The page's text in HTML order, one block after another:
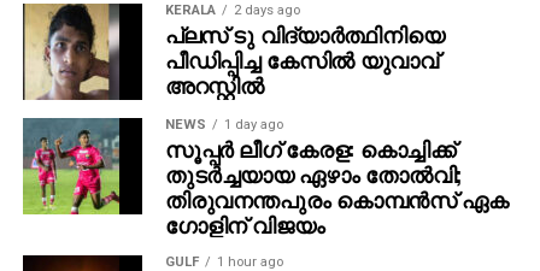
KERALA 2 days ago
പ്ലസ് ടു വിദ്യാര്‍ത്ഥിനിയെ
പീഡിപ്പിച്ച കേസില്‍ യുവാവ്
അറസ്റ്റില്‍
NEWS 1 day ago
സൂപ്പര്‍ ലീഗ് കേരള: കൊച്ചിക്ക്
തുടര്‍ച്ചയായ ഏഴാം തോല്‍വി;
തിരുവനന്തപുരം കൊമ്പന്‍സ് ഏക
ഗോളിന് വിജയം
GULF 1 hour ago